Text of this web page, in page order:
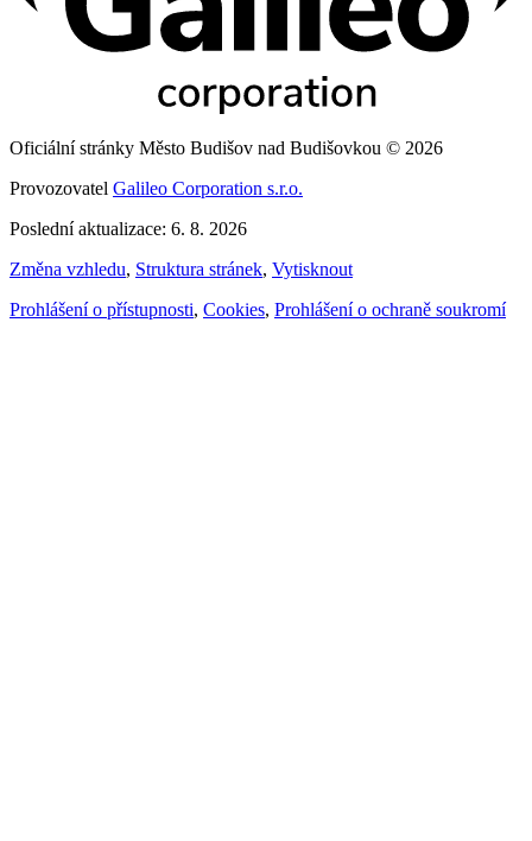
Oficiální stránky Město Budišov nad Budišovkou © 2026
Provozovatel Galileo Corporation s.r.o.
Poslední aktualizace: 6. 8. 2026
Změna vzhledu, Struktura stránek, Vytisknout
Prohlášení o přístupnosti, Cookies, Prohlášení o ochraně soukromí